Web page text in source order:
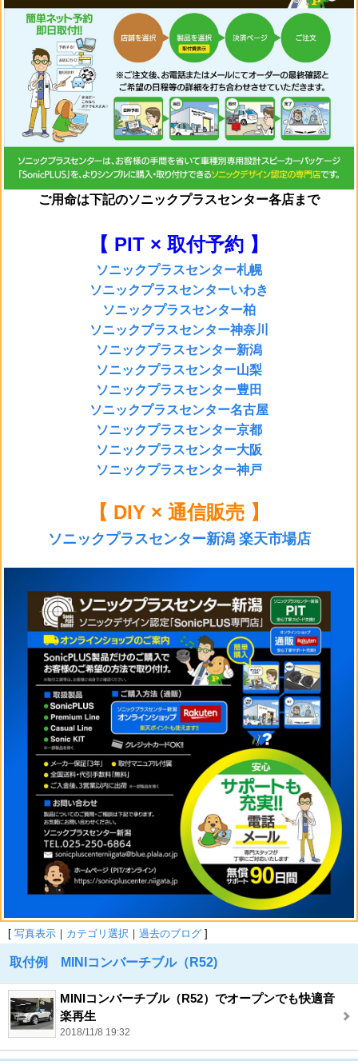
ご用命は下記のソニックプラスセンター各店まで
【 PIT × 取付予約 】
ソニックプラスセンター札幌
ソニックプラスセンターいわき
ソニックプラスセンター柏
ソニックプラスセンター神奈川
ソニックプラスセンター新潟
ソニックプラスセンター山梨
ソニックプラスセンター豊田
ソニックプラスセンター名古屋
ソニックプラスセンター京都
ソニックプラスセンター大阪
ソニックプラスセンター神戸
【 DIY × 通信販売 】
ソニックプラスセンター新潟 楽天市場店
[ 写真表示 ｜ カテゴリ選択 ｜ 過去のブログ ]
取付例 MINIコンバーチブル（R52)
MINIコンバーチブル（R52）でオープンでも快適音
楽再生
2018/11/8 19:32